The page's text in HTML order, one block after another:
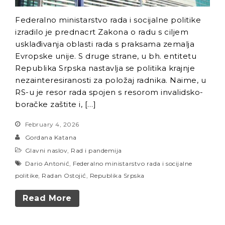
Federalno ministarstvo rada i socijalne politike
izradilo je prednacrt Zakona o radu s ciljem
usklađivanja oblasti rada s praksama zemalja
Evropske unije. S druge strane, u bh. entitetu
Republika Srpska nastavlja se politika krajnje
nezainteresiranosti za položaj radnika. Naime, u
RS-u je resor rada spojen s resorom invalidsko-
boračke zaštite i, […]
February 4, 2026
Gordana Katana
Glavni naslov, Rad i pandemija
Dario Antonić, Federalno ministarstvo rada i socijalne
politike, Radan Ostojić, Republika Srpska
Read More